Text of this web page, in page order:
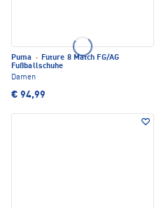
Puma · Future 8 Match FG/AG
Fußballschuhe
Damen
€ 94,99